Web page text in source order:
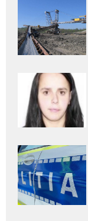
aici textul
pentru
subtitlu
Adaugă
aici textul
pentru
subtitlu
Adaugă
aici textul
pentru
subtitlu